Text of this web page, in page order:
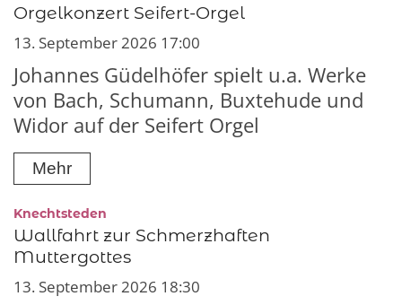
Orgelkonzert Seifert-Orgel
13. September 2026 17:00
Johannes Güdelhöfer spielt u.a. Werke
von Bach, Schumann, Buxtehude und
Widor auf der Seifert Orgel
Mehr
Knechtsteden
Wallfahrt zur Schmerzhaften
Muttergottes
13. September 2026 18:30